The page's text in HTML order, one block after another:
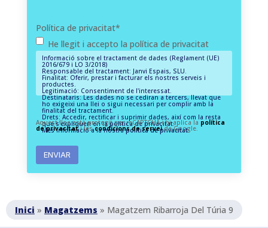
Política de privacitat*
He llegit i accepto la política de privacitat
Informació sobre el tractament de dades (Reglament (UE)
2016/679 i LO 3/2018)
Responsable del tractament: Janvi Espais, SLU.
Finalitat: Oferir, prestar i facturar els nostres serveis i
productes.
Legitimació: Consentiment de l'interessat.
Destinataris: Les dades no se cediran a tercers, llevat que
ho exigeixi una llei o sigui necessari per complir amb la
finalitat del tractament.
Drets: Accedir, rectificar i suprimir dades, així com la resta
que s'expliquen en la política de privacitat.
Més informació a la nostrapolítica de privacitat.
Aquest lloc està protegit per reCAPTCHA i hi aplica la política
de privacitati lescondicions de serveide Google.
Inici » Magatzems » Magatzem Ribarroja Del Túria 9